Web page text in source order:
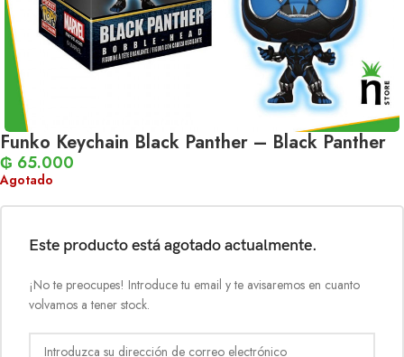
Funko Keychain Black Panther – Black Panther
₲ 65.000
Agotado
Este producto está agotado actualmente.
¡No te preocupes! Introduce tu email y te avisaremos en cuanto
volvamos a tener stock.